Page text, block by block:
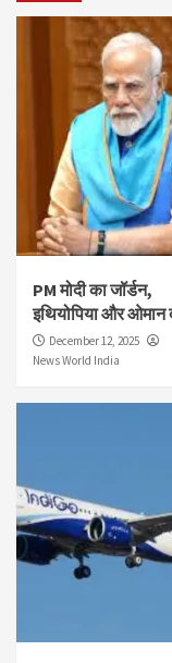
PM मोदी का जॉर्डन,
इथियोपिया और ओमान
December 12, 2025
News World India